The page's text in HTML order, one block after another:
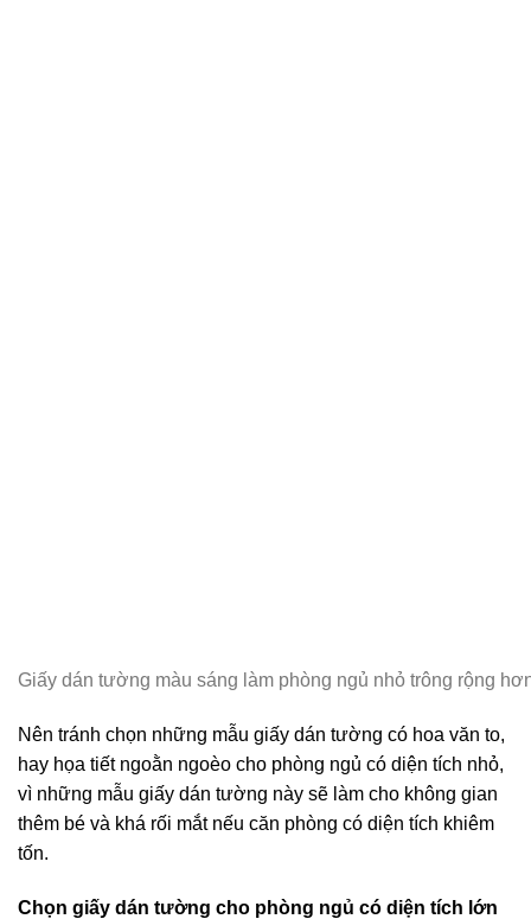
Giấy dán tường màu sáng làm phòng ngủ nhỏ trông rộng
Nên tránh chọn những mẫu giấy dán tường có hoa văn to,
hay họa tiết ngoằn ngoèo cho phòng ngủ có diện tích nhỏ,
vì những mẫu giấy dán tường này sẽ làm cho không gian
thêm bé và khá rối mắt nếu căn phòng có diện tích khiêm
tốn.
Chọn giấy dán tường cho phòng ngủ có diện tích lớn